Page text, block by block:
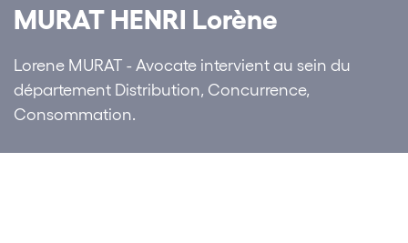
MURAT HENRI Lorène
Lorene MURAT - Avocate intervient au sein du
département Distribution, Concurrence,
Consommation.